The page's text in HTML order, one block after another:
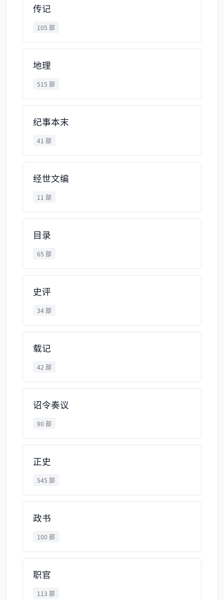
传记
105 部
地理
515 部
纪事本末
41 部
经世文编
11 部
目录
65 部
史评
34 部
载记
42 部
诏令奏议
90 部
正史
545 部
政书
100 部
职官
113 部